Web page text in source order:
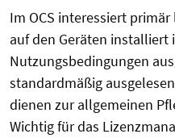
Im OCS interessiert
auf den Geräten
Nutzungsbedingungen
standardmäßig
dienen zur allgemeinen
Wichtig für das